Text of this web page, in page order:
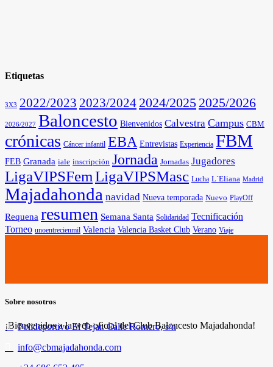
Etiquetas
3X3 2022/2023 2023/2024 2024/2025 2025/2026
2026/2027 Baloncesto Bienvenidos Calvestra Campus CBM
crónicas Cáncer infantil EBA Entrevistas Experiencia FBM
FEB Granada iale inscripción Jornada Jornadas Jugadores
LigaVIPSFemLigaVIPSMasc Lucha L`Eliana Madrid
Majadahonda navidad Nueva temporada Nuevo PlayOff
Requena resumen Semana Santa Solidaridad Tecnificación
Torneo unoentrecienmil Valencia Valencia Basket Club Verano Viaje
Sobre nosotros
¡Bienvenidos a la web oficial del Club Baloncesto Majadahonda!
Polideportivo El Tejar. Calle Romero, s/n
info@cbmajadahonda.com